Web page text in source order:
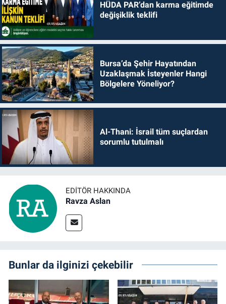
HÜDA PAR’dan karma eğitimde
değişiklik teklifi
Bursa’da Şehir Hayatından
Uzaklaşmak İsteyenler Hangi
Bölgelere Yöneliyor?
Al-Thani: İsrail tüm suçlardan
sorumlu tutulmalı
EDITÖR HAKKINDA
Ravza Aslan
Bunlar da ilginizi çekebilir